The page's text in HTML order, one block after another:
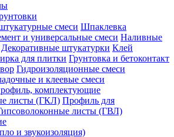
смеси Шпаклевка
и универсальные смеси Наливные
Декоративные штукатурки Клей
для плитки Грунтовка и бетоконтакт
Гидроизоляционные смеси
и клеевые смеси
комплектующие
листы (ГКЛ) Профиль для
листы (ГВЛ)
и звукоизоляция)